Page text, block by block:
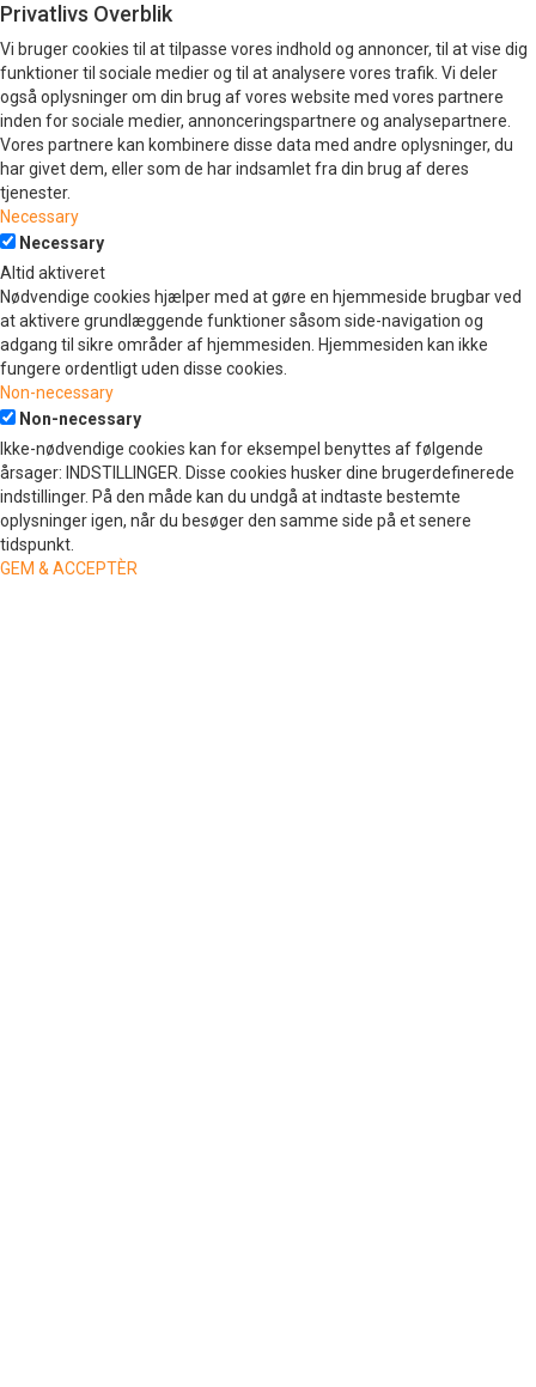
Privatlivs Overblik
Vi bruger cookies til at tilpasse vores indhold og annoncer, til at vise dig
funktioner til sociale medier og til at analysere vores trafik. Vi deler
også oplysninger om din brug af vores website med vores partnere
inden for sociale medier, annonceringspartnere og analysepartnere.
Vores partnere kan kombinere disse data med andre oplysninger, du
har givet dem, eller som de har indsamlet fra din brug af deres
tjenester.
Necessary
Necessary
Altid aktiveret
Nødvendige cookies hjælper med at gøre en hjemmeside brugbar ved
at aktivere grundlæggende funktioner såsom side-navigation og
adgang til sikre områder af hjemmesiden. Hjemmesiden kan ikke
fungere ordentligt uden disse cookies.
Non-necessary
Non-necessary
Ikke-nødvendige cookies kan for eksempel benyttes af følgende
årsager: INDSTILLINGER. Disse cookies husker dine brugerdefinerede
indstillinger. På den måde kan du undgå at indtaste bestemte
oplysninger igen, når du besøger den samme side på et senere
tidspunkt.
GEM & ACCEPTÈR